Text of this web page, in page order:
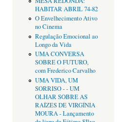
HABITAR ABRIL 74-82
O Envelhecimento Ativo
no Cinema
Regulação Emocional ao
Longo da Vida
UMA CONVERSA
SOBRE O FUTURO,
com Frederico Carvalho
UMA VIDA, UM
SORRISO - - UM
OLHAR SOBRE AS
RAÍZES DE VIRGÍNIA
MOURA - Lançamento